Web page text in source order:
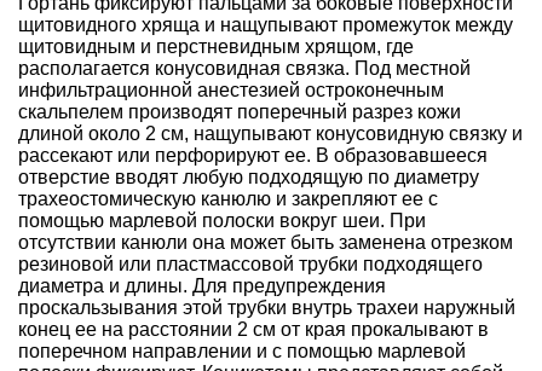
щитовидного хряща и нащупывают промежуток между
щитовидным и перстневидным хрящом, где
располагается конусовидная связка. Под местной
инфильтрационной анестезией остроконечным
скальпелем производят поперечный разрез кожи
длиной около 2 см, нащупывают конусовидную связку и
рассекают или перфорируют ее. В образовавшееся
отверстие вводят любую подходящую по диаметру
трахеостомическую канюлю и закрепляют ее с
помощью марлевой полоски вокруг шеи. При
отсутствии канюли она может быть заменена отрезком
резиновой или пластмассовой трубки подходящего
диаметра и длины. Для предупреждения
проскальзывания этой трубки внутрь трахеи наружный
конец ее на расстоянии 2 см от края прокалывают в
поперечном направлении и с помощью марлевой